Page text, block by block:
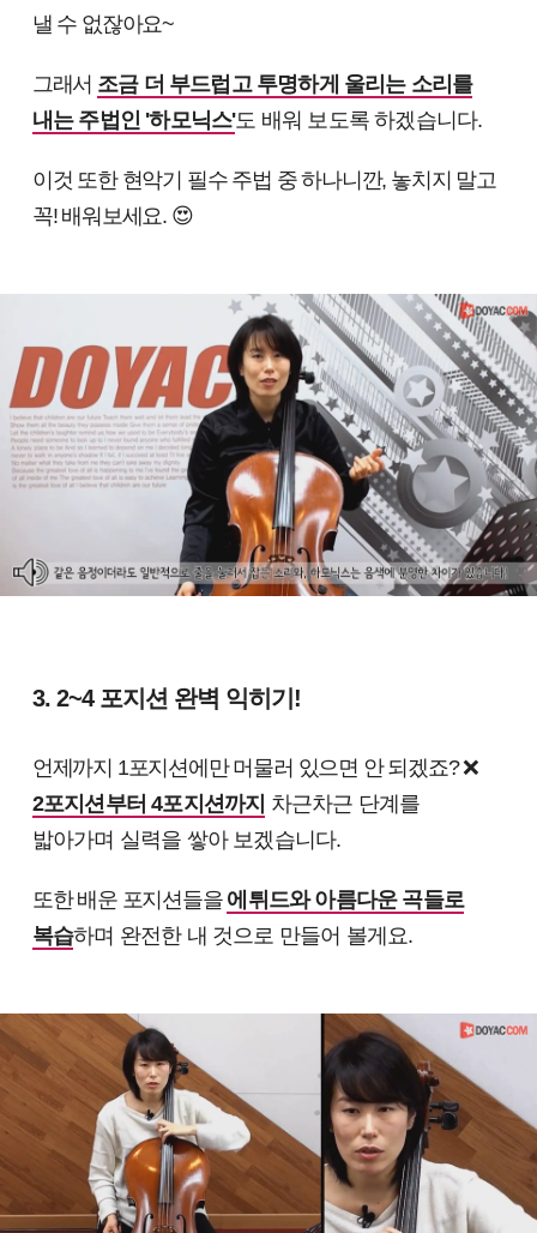
낼 수 없잖아요~
그래서 조금 더 부드럽고 투명하게 울리는 소리를
내는 주법인 '하모닉스'도 배워 보도록 하겠습니다.
이것 또한 현악기 필수 주법 중 하나니깐, 놓치지 말고
꼭! 배워보세요. 😍
3. 2~4 포지션 완벽 익히기!
언제까지 1포지션에만 머물러 있으면 안 되겠죠? ❌
2포지션부터 4포지션까지 차근차근 단계를
밟아가며 실력을 쌓아 보겠습니다.
또한 배운 포지션들을 에튀드와 아름다운 곡들로
복습하며 완전한 내 것으로 만들어 볼게요.